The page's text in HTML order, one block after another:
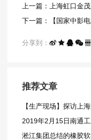
上一篇：上海虹口金
下一篇：【国家中影
分享到：
推荐文章
【生产现场】探访上
2019年2月15日南通
淞江集团总结的橡胶